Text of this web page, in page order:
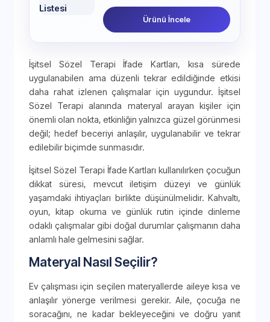
Ürünü İncele
İşitsel Sözel Terapi İfade Kartları, kısa sürede
uygulanabilen ama düzenli tekrar edildiğinde etkisi
daha rahat izlenen çalışmalar için uygundur. İşitsel
Sözel Terapi alanında materyal arayan kişiler için
önemli olan nokta, etkinliğin yalnızca güzel görünmesi
değil; hedef beceriyi anlaşılır, uygulanabilir ve tekrar
edilebilir biçimde sunmasıdır.
İşitsel Sözel Terapi İfade Kartları kullanılırken çocuğun
dikkat süresi, mevcut iletişim düzeyi ve günlük
yaşamdaki ihtiyaçları birlikte düşünülmelidir. Kahvaltı,
oyun, kitap okuma ve günlük rutin içinde dinleme
odaklı çalışmalar gibi doğal durumlar çalışmanın daha
anlamlı hale gelmesini sağlar.
Materyal Nasıl Seçilir?
Ev çalışması için seçilen materyallerde aileye kısa ve
anlaşılır yönerge verilmesi gerekir. Aile, çocuğa ne
soracağını, ne kadar bekleyeceğini ve doğru yanıt